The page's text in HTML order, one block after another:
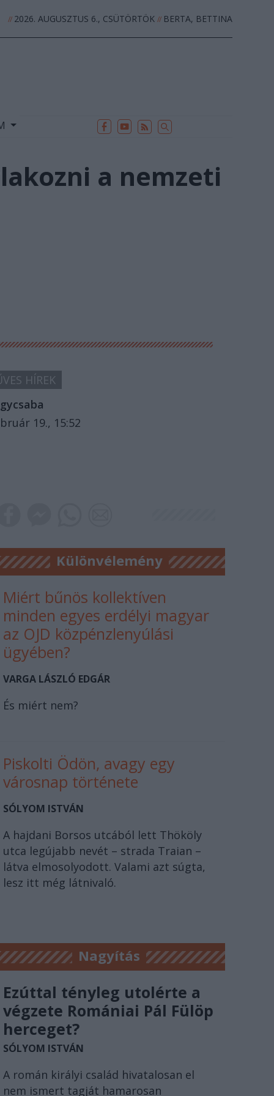
//2026. AUGUSZTUS 6., CSÜTÖRTÖK //BERTA, BETTINA
// ARCHÍVUM
a nemzeti
HÍREK
gycsaba
19., 15:52
Különvélemény
Miért bűnös kollektíven
minden egyes erdélyi magyar
az OJD közpénzlenyúlási
ügyében?
VARGA LÁSZLÓ EDGÁR
És miért nem?
Piskolti Ödön, avagy egy
városnap története
SÓLYOM ISTVÁN
A hajdani Borsos utcából lett Thököly
utca legújabb nevét – strada Traian –
látva elmosolyodott. Valami azt súgta,
lesz itt még látnivaló.
Nagyítás
Ezúttal tényleg utolérte a
végzete Romániai Pál Fülöp
herceget?
SÓLYOM ISTVÁN
A román királyi család hivatalosan el
nem ismert tagját hamarosan